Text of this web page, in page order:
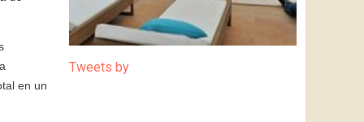
en un
Tweets by